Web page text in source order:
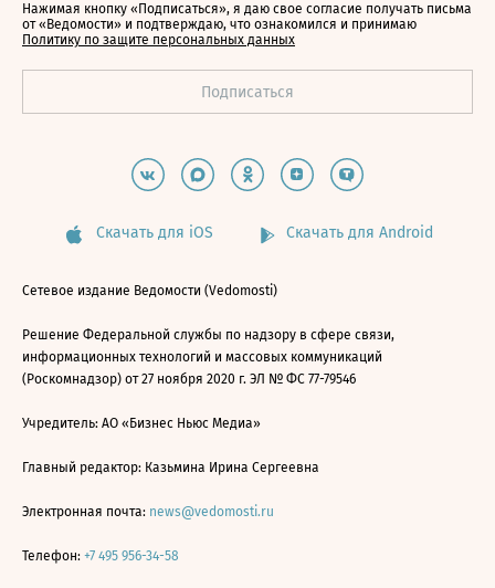
Нажимая кнопку «Подписаться», я даю свое согласие получать письма
от «Ведомости» и подтверждаю, что ознакомился и принимаю
Политику по защите персональных данных
Скачать для iOS Скачать для Android
Сетевое издание Ведомости (Vedomosti)
Решение Федеральной службы по надзору в сфере связи,
информационных технологий и массовых коммуникаций
(Роскомнадзор) от 27 ноября 2020 г. ЭЛ № ФС 77-79546
Учредитель: АО «Бизнес Ньюс Медиа»
Главный редактор: Казьмина Ирина Сергеевна
Электронная почта: news@vedomosti.ru
Телефон: +7 495 956-34-58